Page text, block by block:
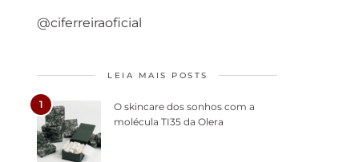
@ciferreiraoficial
LEIA MAIS POSTS
1
O skincare dos sonhos com a
molécula TI35 da Olera